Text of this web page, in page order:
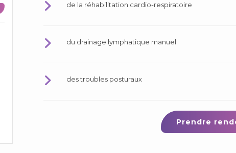
de la réhabilitation cardio-respiratoire
du drainage lymphatique manuel
des troubles posturaux
Prendre